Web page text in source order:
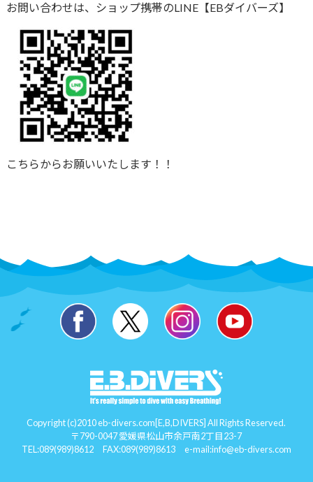
お問い合わせは、ショップ携帯のLINE【EBダイバーズ】
こちらからお願いいたします！！
Copyright (c)2010 eb-divers.com[E,B,DIVERS] All Rights Reserved.
〒790-0047 愛媛県松山市余戸南2丁目23-7
TEL:089(989)8612FAX:089(989)8613 e-mail:info@eb-divers.com